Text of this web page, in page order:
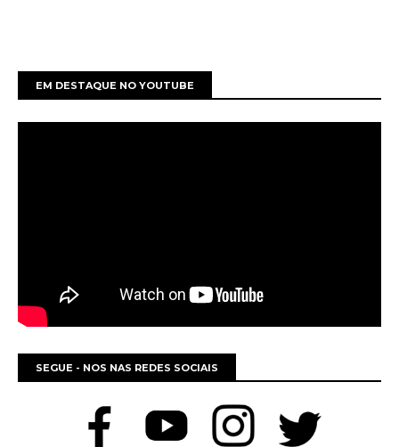
EM DESTAQUE NO YOUTUBE
SEGUE - NOS NAS REDES SOCIAIS